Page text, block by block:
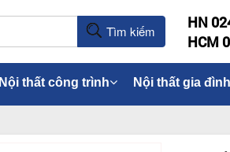
Tìm kiếm
HN
HCM
Nội thất công trình Nội thất gia đình